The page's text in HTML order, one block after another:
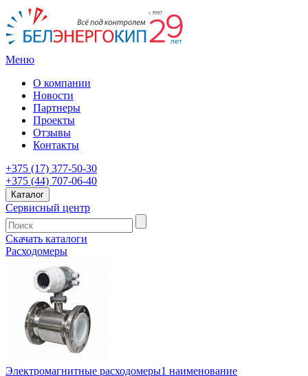
Меню
О компании
Новости
Партнеры
Проекты
Отзывы
Контакты
+375 (17) 377-50-30
+375 (44) 707-06-40
Каталог
Сервисный центр
Скачать каталоги
Расходомеры
Электромагнитные расходомеры1 наименование